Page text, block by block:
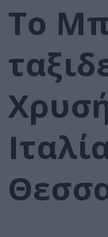
Το